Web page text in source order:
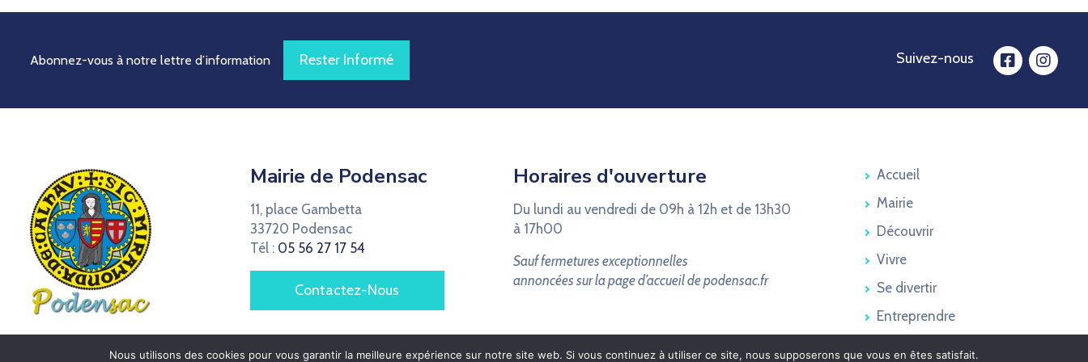
Abonnez-vous à notre lettre d’information Rester Informé Suivez-nous facebook
Mairie de Podensac
11, place Gambetta
33720 Podensac
Tél : 05 56 27 17 54
Contactez-Nous
Horaires d'ouverture
Du lundi au vendredi de 09h à 12h et de 13h30
à 17h00
Sauf fermetures exceptionnelles
annoncées sur la page d’accueil de podensac.fr
Accueil
Mairie
Découvrir
Vivre
Se divertir
Entreprendre
Nous utilisons des cookies pour vous garantir la meilleure expérience sur notre site web. Si vous continuez à utiliser ce site, nous supposerons que vous en êtes satisfait.